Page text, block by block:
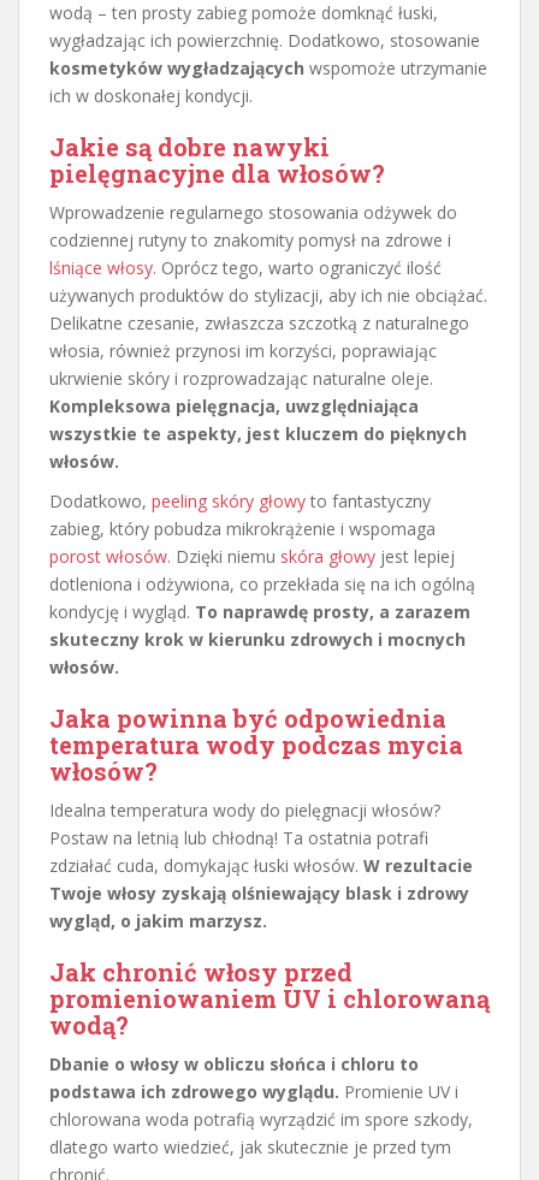
wodą – ten prosty zabieg pomoże domknąć łuski,
wygładzając ich powierzchnię. Dodatkowo, stosowanie
kosmetyków wygładzających wspomoże utrzymanie
ich w doskonałej kondycji.
Jakie są dobre nawyki
pielęgnacyjne dla włosów?
Wprowadzenie regularnego stosowania odżywek do
codziennej rutyny to znakomity pomysł na zdrowe i
lśniące włosy. Oprócz tego, warto ograniczyć ilość
używanych produktów do stylizacji, aby ich nie obciążać.
Delikatne czesanie, zwłaszcza szczotką z naturalnego
włosia, również przynosi im korzyści, poprawiając
ukrwienie skóry i rozprowadzając naturalne oleje.
Kompleksowa pielęgnacja, uwzględniająca
wszystkie te aspekty, jest kluczem do pięknych
włosów.
Dodatkowo, peeling skóry głowy to fantastyczny
zabieg, który pobudza mikrokrążenie i wspomaga
porost włosów. Dzięki niemu skóra głowy jest lepiej
dotleniona i odżywiona, co przekłada się na ich ogólną
kondycję i wygląd. To naprawdę prosty, a zarazem
skuteczny krok w kierunku zdrowych i mocnych
włosów.
Jaka powinna być odpowiednia
temperatura wody podczas mycia
włosów?
Idealna temperatura wody do pielęgnacji włosów?
Postaw na letnią lub chłodną! Ta ostatnia potrafi
zdziałać cuda, domykając łuski włosów. W rezultacie
Twoje włosy zyskają olśniewający blask i zdrowy
wygląd, o jakim marzysz.
Jak chronić włosy przed
promieniowaniem UV i chlorowaną
wodą?
Dbanie o włosy w obliczu słońca i chloru to
podstawa ich zdrowego wyglądu. Promienie UV i
chlorowana woda potrafią wyrządzić im spore szkody,
dlatego warto wiedzieć, jak skutecznie je przed tym
chronić.